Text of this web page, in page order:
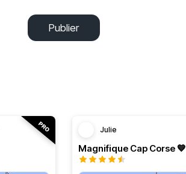
Publier
Julie
Magnifique Cap Corse 💙